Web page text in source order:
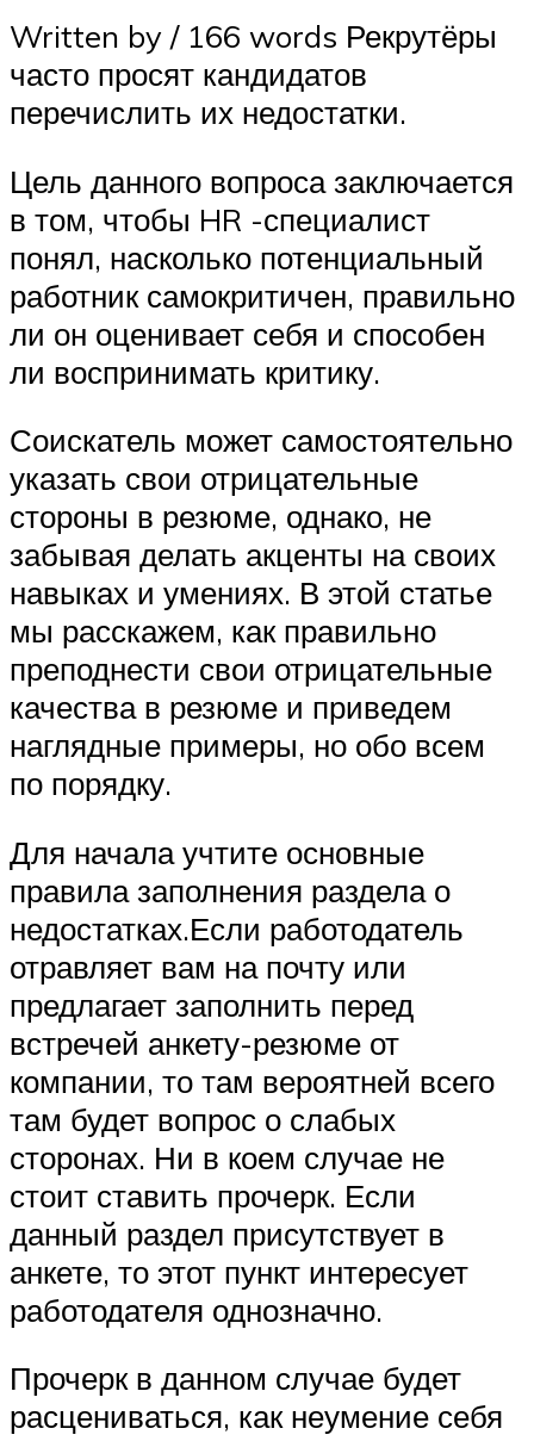
Written by / 166 words Рекрутёры
часто просят кандидатов
перечислить их недостатки.
Цель данного вопроса заключается
в том, чтобы HR -специалист
понял, насколько потенциальный
работник самокритичен, правильно
ли он оценивает себя и способен
ли воспринимать критику.
Соискатель может самостоятельно
указать свои отрицательные
стороны в резюме, однако, не
забывая делать акценты на своих
навыках и умениях. В этой статье
мы расскажем, как правильно
преподнести свои отрицательные
качества в резюме и приведем
наглядные примеры, но обо всем
по порядку.
Для начала учтите основные
правила заполнения раздела о
недостатках.Если работодатель
отравляет вам на почту или
предлагает заполнить перед
встречей анкету-резюме от
компании, то там вероятней всего
там будет вопрос о слабых
сторонах. Ни в коем случае не
стоит ставить прочерк. Если
данный раздел присутствует в
анкете, то этот пункт интересует
работодателя однозначно.
Прочерк в данном случае будет
расцениваться, как неумение себя